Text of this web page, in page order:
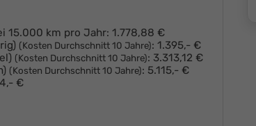
15.000 km pro Jahr: 1.778,88 €
(Kosten Durchschnitt 10 Jahre): 1.395,- €
(Kosten Durchschnitt 10 Jahre): 3.313,12 €
(Kosten Durchschnitt 10 Jahre): 5.115,- €
€